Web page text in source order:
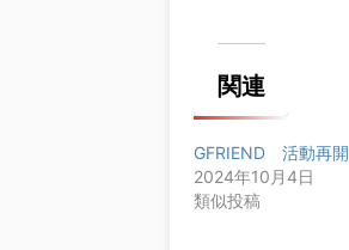
関連
GFRIEND 活動再開
2024年10月4日
類似投稿